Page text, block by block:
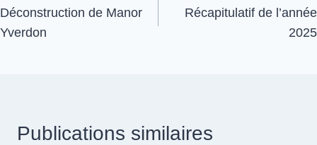
Déconstruction de Manor
Yverdon
Récapitulatif de l’année
2025
Publications similaires